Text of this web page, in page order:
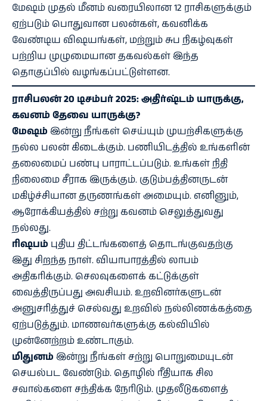
மேஷம் முதல் மீனம் வரையிலான 12 ராசிகளுக்கும்
ஏற்படும் பொதுவான பலன்கள், கவனிக்க
வேண்டிய விஷயங்கள், மற்றும் சுப நிகழ்வுகள்
பற்றிய முழுமையான தகவல்கள் இந்த
தொகுப்பில் வழங்கப்பட்டுள்ளன.
ராசிபலன் 20 டிசம்பர் 2025: அதிர்ஷ்டம் யாருக்கு,
கவனம் தேவை யாருக்கு?
மேஷம் இன்று நீங்கள் செய்யும் முயற்சிகளுக்கு
நல்ல பலன் கிடைக்கும். பணியிடத்தில் உங்களின்
தலைமைப் பண்பு பாராட்டப்படும். உங்கள் நிதி
நிலைமை சீராக இருக்கும். குடும்பத்தினருடன்
மகிழ்ச்சியான தருணங்கள் அமையும். எனினும்,
ஆரோக்கியத்தில் சற்று கவனம் செலுத்துவது
நல்லது.
ரிஷபம் புதிய திட்டங்களைத் தொடங்குவதற்கு
இது சிறந்த நாள். வியாபாரத்தில் லாபம்
அதிகரிக்கும். செலவுகளைக் கட்டுக்குள்
வைத்திருப்பது அவசியம். உறவினர்களுடன்
அனுசரித்துச் செல்வது உறவில் நல்லிணக்கத்தை
ஏற்படுத்தும். மாணவர்களுக்கு கல்வியில்
முன்னேற்றம் உண்டாகும்.
மிதுனம் இன்று நீங்கள் சற்று பொறுமையுடன்
செயல்பட வேண்டும். தொழில் ரீதியாக சில
சவால்களை சந்திக்க நேரிடும். முதலீடுகளைத்